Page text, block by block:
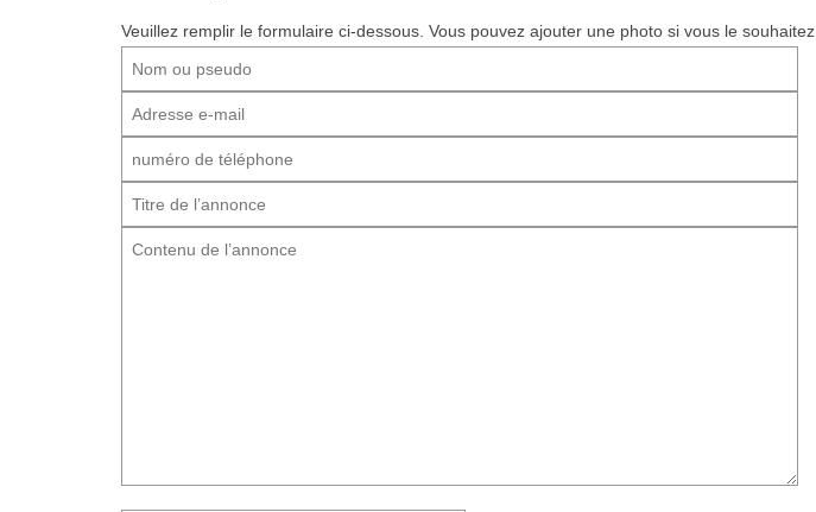
Veuillez remplir le formulaire ci-dessous. Vous pouvez ajouter une photo si vous le souhaitez.